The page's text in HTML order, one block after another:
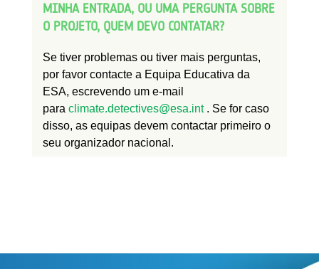
MINHA ENTRADA, OU UMA PERGUNTA SOBRE
O PROJETO, QUEM DEVO CONTATAR?
Se tiver problemas ou tiver mais perguntas,
por favor contacte a Equipa Educativa da
ESA, escrevendo um e-mail
para climate.detectives@esa.int. Se for caso
disso, as equipas devem contactar primeiro o
seu organizador nacional.